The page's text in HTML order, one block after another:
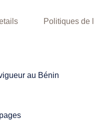
Politiques de la
au Bénin